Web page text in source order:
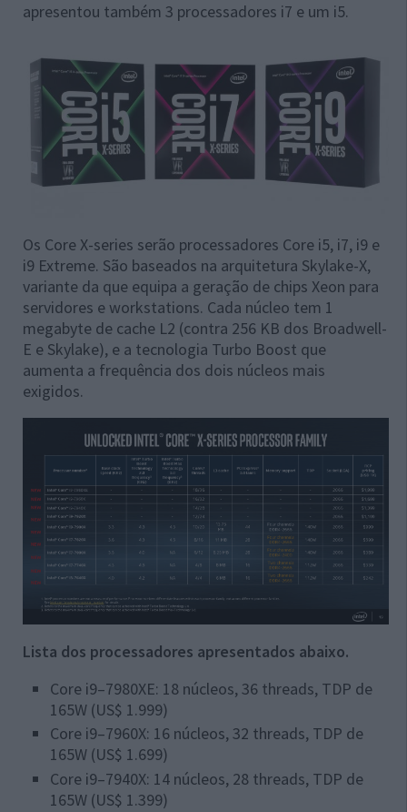
apresentou também 3 processadores i7 e um i5.
Os Core X-series serão processadores Core i5, i7, i9 e
i9 Extreme. São baseados na arquitetura Skylake-X,
variante da que equipa a geração de chips Xeon para
servidores e workstations. Cada núcleo tem 1
megabyte de cache L2 (contra 256 KB dos Broadwell-
E e Skylake), e a tecnologia Turbo Boost que
aumenta a frequência dos dois núcleos mais
exigidos.
Lista dos processadores apresentados abaixo.
Core i9–7980XE: 18 núcleos, 36 threads, TDP de
165W (US$ 1.999)
Core i9–7960X: 16 núcleos, 32 threads, TDP de
165W (US$ 1.699)
Core i9–7940X: 14 núcleos, 28 threads, TDP de
165W (US$ 1.399)